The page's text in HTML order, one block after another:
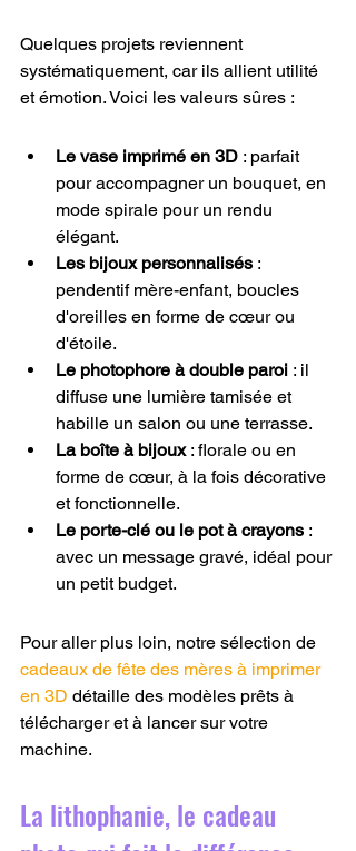
Quelques projets reviennent
systématiquement, car ils allient utilité
et émotion. Voici les valeurs sûres :
Le vase imprimé en 3D : parfait
pour accompagner un bouquet, en
mode spirale pour un rendu
élégant.
Les bijoux personnalisés :
pendentif mère-enfant, boucles
d'oreilles en forme de cœur ou
d'étoile.
Le photophore à double paroi : il
diffuse une lumière tamisée et
habille un salon ou une terrasse.
La boîte à bijoux : florale ou en
forme de cœur, à la fois décorative
et fonctionnelle.
Le porte-clé ou le pot à crayons :
avec un message gravé, idéal pour
un petit budget.
Pour aller plus loin, notre sélection de
cadeaux de fête des mères à imprimer
en 3D détaille des modèles prêts à
télécharger et à lancer sur votre
machine.
La lithophanie, le cadeau